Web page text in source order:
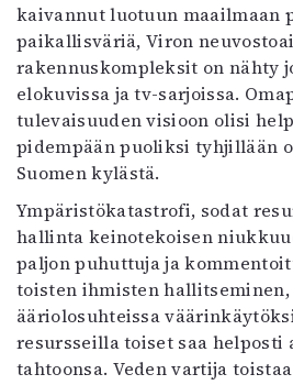
kaivannut luotuun maailmaan
paikallisväriä, Viron
rakennuskompleksit on nähty
elokuvissa ja tv-sarjoissa.
tulevaisuuden visioon olisi
pidempään puoliksi tyhjillään
Suomen kylästä.
Ympäristökatastrofi, sodat
hallinta keinotekoisen
paljon puhuttuja ja
toisten ihmisten
ääriolosuhteissa
resursseilla toiset saa helposti
tahtoonsa. Veden vartija